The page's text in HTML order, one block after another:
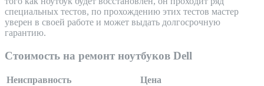
специальных тестов, по прохождению этих тестов мастер
уверен в своей работе и может выдать долгосрочную
гарантию.
Стоимость на ремонт ноутбуков Dell
Неисправность
Цена